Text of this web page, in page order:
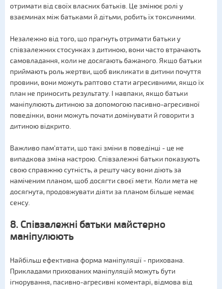
отримати від своїх власних батьків. Це змінює ролі у
взаєминах між батьками й дітьми, робить їх токсичними.
Незалежно від того, що прагнуть отримати батьки у
співзалежних стосунках з дитиною, вони часто втрачають
самовладання, коли не досягають бажаного. Якщо батьки
приймають роль жертви, щоб викликати в дитини почуття
провини, вони можуть раптово стати агресивними, якщо їх
план не приносить результату. І навпаки, якщо батьки
маніпулюють дитиною за допомогою пасивно-агресивної
поведінки, вони можуть почати домінувати й говорити з
дитиною відкрито.
Важливо пам'ятати, що такі зміни в поведінці - це не
випадкова зміна настрою. Співзалежні батьки показують
свою справжню сутність, а решту часу вони діють за
наміченим планом, щоб досягти своєї мети. Коли мета не
досягнута, продовжувати діяти за планом більше немає
сенсу.
8. Співзалежні батьки майстерно
маніпулюють
Найбільш ефективна форма маніпуляції - прихована.
Прикладами прихованих маніпуляцій можуть бути
ігнорування, пасивно-агресивні коментарі, відмова від